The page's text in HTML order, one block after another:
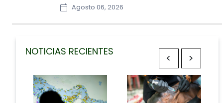
Estado.
Agosto 06, 2026
NOTICIAS RECIENTES
< >